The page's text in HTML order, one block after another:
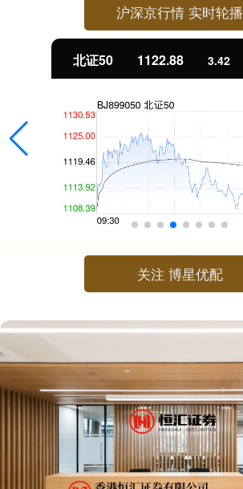
沪深京行情 实时轮播
北证50 1122.88 3.42
关注 博星优配